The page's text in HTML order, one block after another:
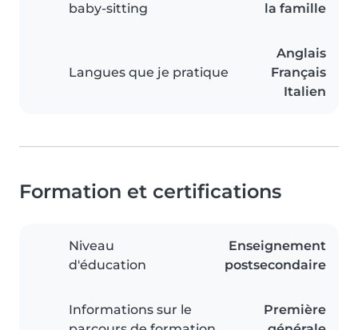
baby-sitting
la famille
Langues que je pratique
Anglais
Français
Italien
Formation et certifications
Niveau
d'éducation
Enseignement
postsecondaire
Informations sur le
Première